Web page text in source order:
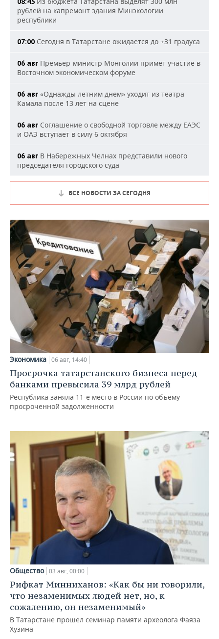
рублей на капремонт здания Минэкологии
республики
07:00 Сегодня в Татарстане ожидается до +31 градуса
06 авг Премьер-министр Монголии примет участие в
Восточном экономическом форуме
06 авг «Однажды летним днем» уходит из театра
Камала после 13 лет на сцене
06 авг Соглашение о свободной торговле между ЕАЭС
и ОАЭ вступает в силу 6 октября
06 авг В Набережных Челнах представили нового
председателя городского суда
ВСЕ НОВОСТИ ЗА СЕГОДНЯ
Экономика 06 авг, 14:40
Просрочка татарстанского бизнеса перед
банками превысила 39 млрд рублей
Республика заняла 11-е место в России по объему
просроченной задолженности
Общество 03 авг, 00:00
Рифкат Минниханов: «Как бы ни говорили,
что незаменимых людей нет, но, к
сожалению, он незаменимый»
В Татарстане прошел семинар памяти археолога Фаяза
Хузина